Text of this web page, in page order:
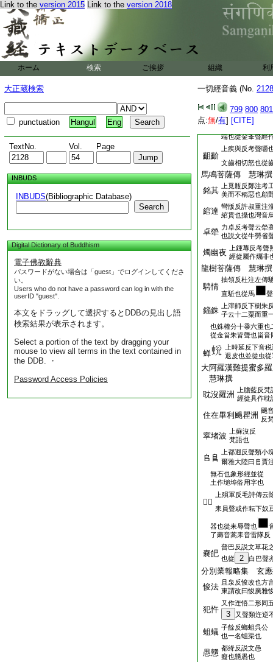
Link to the version 2015 Link to the version 2018
ホーム 検索 ご挨拶 組織 利
大正蔵検索
punctuation Hangul Eng
TextNo. Vol. Page
INBUDS
INBUDS(Bibliographic Database)
Search
Digital Dictionary of Buddhism
電子佛教辭典
パスワードがない場合は「guest」でログインしてくださ
い。
Users who do not have a password can log in with the
userID "guest".
本文をドラッグして選択するとDDBの見出し語
検索結果が表示されます。
Select a portion of the text by dragging your
mouse to view all terms in the text contained in
the DDB. ・
Password Access Policies
一切經音義 (No.
799 800 801
点:無/有] [CITE]
正字從矛賛聲經從木
誤也鋌音時旃反賛音
勸發諸王要偈 慧
以之反方言飴謂
慢
倨也經作慠非也
訓馴 雅馴善也説文順
榜楚 上白萌反廣雅榜
笞也説文從手旁
下否逢反文類曰
端也從金夆聲經
齟齘
上疾與反考聲嚼
文齒相切怒也從
馬鳴菩薩傳 慧琳撰
銘其
上覓瓶反鄭注考
美而不稱惡也顧
綰達 彎版反許叔重注
綰貫也攝也灣音
卓犖 力卓反考聲云犖
也説文從牛勞省
燭幽夜
上鍾蓐反考聲
經從屬作爥非
龍樹菩薩傳 慧琳撰
騁情
抽領反杜注左傳
直駈也從馬
錙銖
上滓師反下樹朱
子云十二粟而重
也銖權分十黍六重也
從金甾朱皆聲也甾音
蝉
上時延反下音
退皮也並從虫
大阿羅漢難提蜜多
慧琳撰
耽沒羅洲
上膽藍反梵
經從具作耽
住在畢利颺瞿洲 颺
反
窣堵波
上蘇沒反
梵語也
𠂤𨸏
上都迥反聲類小
爾雅大陸曰𨸏賈
無石也象形經並從
土作塠埠俗用字也
𦔐耨
上殞軍反毛詩傳云
耒員聲或作耘下奴
器也從耒辱聲也
了薅音蒿耒音雷隊反
嚢皅
普巴反説文草花
也從
2 白巴聲
分別業報略集 玄
悛法 且泉反悛改也方
東謂改曰悛廣雅
犯忤
又作迕悟二形同
3 又聲類迕逆
蛆蟻 子餘反螂蛆呉公
也一名蛆渠也
愚戇 都絳反説文愚
癡也戇愚也